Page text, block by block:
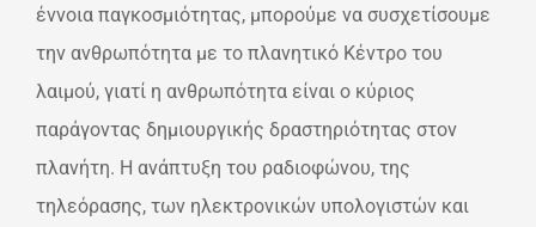
έννοια παγκοσμιότητας, μπορούμε να συσχετίσουμε
την ανθρωπότητα με το πλανητικό Κέντρο του
λαιμού, γιατί η ανθρωπότητα είναι ο κύριος
παράγοντας δημιουργικής δραστηριότητας στον
πλανήτη. Η ανάπτυξη του ραδιοφώνου, της
τηλεόρασης, των ηλεκτρονικών υπολογιστών και